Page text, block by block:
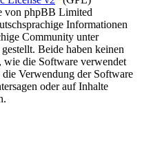
von phpBB Limited
Informationen
Community unter
Beide haben keinen
die Software verwendet
Verwendung der Software
oder auf Inhalte